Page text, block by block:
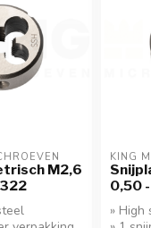
M2,6
KING
0,50
» High